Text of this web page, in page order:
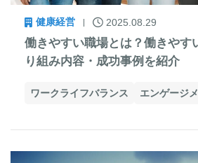
健康経営 2025.08.29
働きやすい職場とは？働きやす
り組み内容・成功事例を紹介
ワークライフバランス エンゲージ